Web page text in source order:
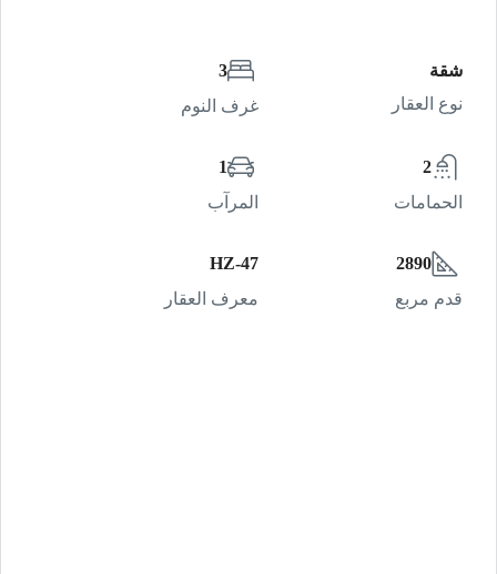
شقة
نوع العقار
3
غرف النوم
2
الحمامات
1
المرآب
2890
قدم مربع
HZ-47
معرف العقار